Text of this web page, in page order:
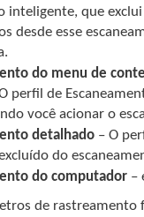
inteligente, que
desde esse
do menu de
perfil de
você acionar o
detalhado – O
do
do computador –
de